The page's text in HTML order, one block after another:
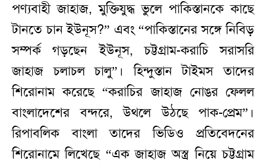
পণ্যবাহী জাহাজ, মুক্তিযুদ্ধ ভুলে পাকিস্তানকে কাছে
টানতে চান ইউনূস?” এবং “পাকিস্তানের সঙ্গে নিবিড়
সম্পর্ক গড়ছেন ইউনূস, চট্টগ্রাম-করাচি সরাসরি
জাহাজ চলাচল চালু”। হিন্দুস্তান টাইমস তাদের
শিরোনাম করেছে “করাচির জাহাজ নোঙর ফেলল
বাংলাদেশের বন্দরে, উথলে উঠছে পাক-প্রেম”।
রিপাবলিক বাংলা তাদের ভিডিও প্রতিবেদনের
শিরোনামে লিখেছে “এক জাহাজ অস্ত্র নিয়ে চট্টগ্রাম